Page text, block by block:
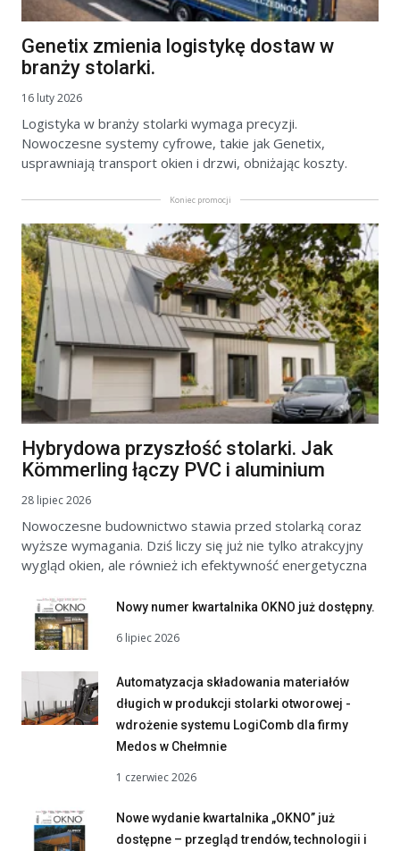
Genetix zmienia logistykę dostaw w
branży stolarki.
16 luty 2026
Logistyka w branży stolarki wymaga precyzji.
Nowoczesne systemy cyfrowe, takie jak Genetix,
usprawniają transport okien i drzwi, obniżając koszty.
Koniec promocji
Hybrydowa przyszłość stolarki. Jak
Kömmerling łączy PVC i aluminium
28 lipiec 2026
Nowoczesne budownictwo stawia przed stolarką coraz
wyższe wymagania. Dziś liczy się już nie tylko atrakcyjny
wygląd okien, ale również ich efektywność energetyczna
Nowy numer kwartalnika OKNO już dostępny.
6 lipiec 2026
Automatyzacja składowania materiałów
długich w produkcji stolarki otworowej -
wdrożenie systemu LogiComb dla firmy
Medos w Chełmnie
1 czerwiec 2026
Nowe wydanie kwartalnika „OKNO” już
dostępne – przegląd trendów, technologii i